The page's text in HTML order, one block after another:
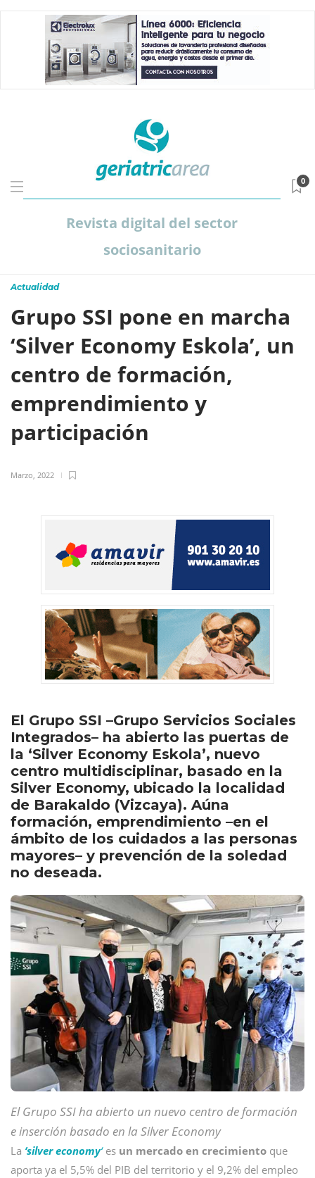
Revista digital del sector
sociosanitario
0
Actualidad
Grupo SSI pone en marcha
‘Silver Economy Eskola’, un
centro de formación,
emprendimiento y
participación
Marzo, 2022
El Grupo SSI –Grupo Servicios Sociales
Integrados– ha abierto las puertas de
la ‘Silver Economy Eskola’, nuevo
centro multidisciplinar, basado en la
Silver Economy, ubicado la localidad
de Barakaldo (Vizcaya). Aúna
formación, emprendimiento –en el
ámbito de los cuidados a las personas
mayores– y prevención de la soledad
no deseada.
El Grupo SSI ha abierto un nuevo centro de formación
e inserción basado en la Silver Economy
La ‘silver economy‘es un mercado en crecimiento que
aporta ya el 5,5% del PIB del territorio y el 9,2% del empleo